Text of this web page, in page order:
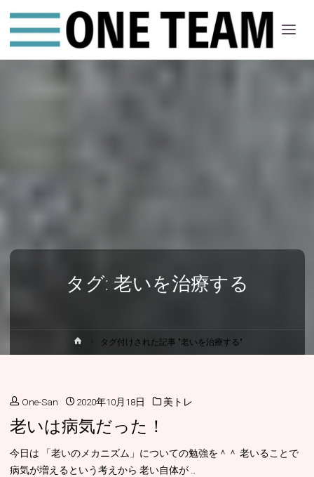
ちー
む
タグ: 老いを治療する
ー
タグ付けされた記事 "老いを治療する"
One-San 2020年10月18日 美トレ
老いは病気だった！
今日は 「老いのメカニズム」についての勉強を＾＾ 老いることで
病気が増えるという考えから 老い自体が …